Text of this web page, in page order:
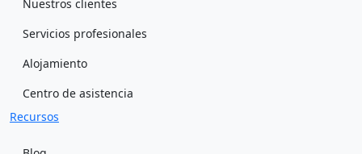
Nuestros clientes
Servicios profesionales
Alojamiento
Centro de asistencia
Recursos